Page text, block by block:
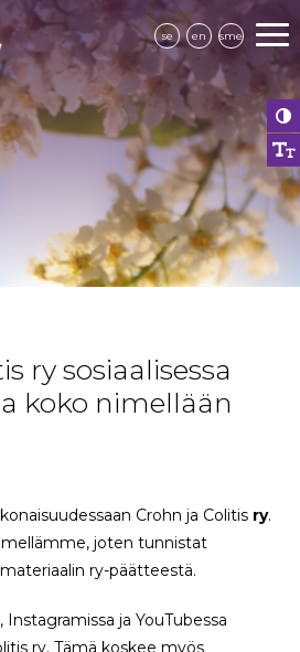
se en sme
ry sosiaalisessa
koko nimellään
Crohn ja Colitis ry.
joten tunnistat
ry-päätteestä.
ja YouTubessa
ry. Tämä koskee myös